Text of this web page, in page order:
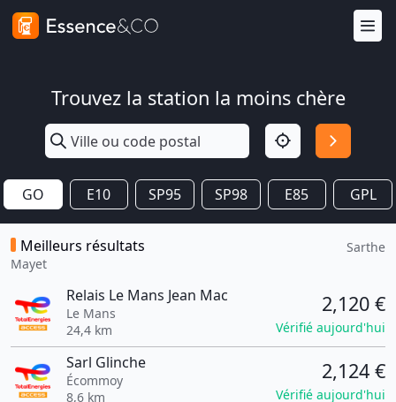
Trouvez la station la moins chère
GO E10 SP95 SP98 E85 GPL
Meilleurs résultats
Mayet
Sarthe
Relais Le Mans Jean Mac
Le Mans
24,4 km
2,120 €
Vérifié aujourd'hui
Sarl Glinche
Écommoy
8,6 km
2,124 €
Vérifié aujourd'hui